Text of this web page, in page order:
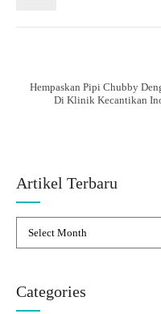
Hempaskan Pipi Chubby
Di Klinik Kecantikan
Artikel Terbaru
Categories